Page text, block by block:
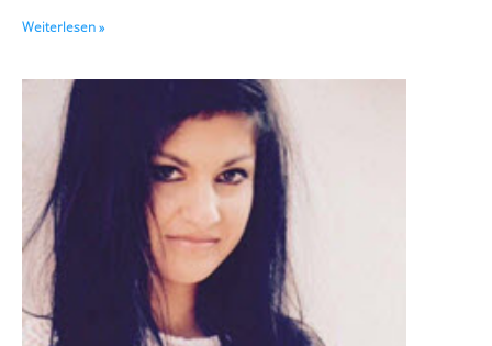
Weiterlesen »